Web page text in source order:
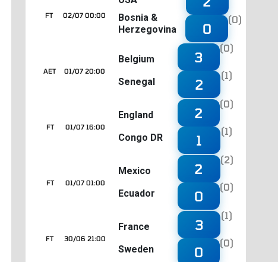
02/07 00:00
FT
Bosnia &
Herzegovina
0
(0)
01/07 20:00
AET
Belgium
Senegal
3
(0)
2
(1)
01/07 16:00
FT
England
Congo DR
2
(0)
1
(1)
01/07 01:00
FT
Mexico
Ecuador
2
(2)
0
(0)
30/06 21:00
FT
France
Sweden
3
(1)
0
(0)